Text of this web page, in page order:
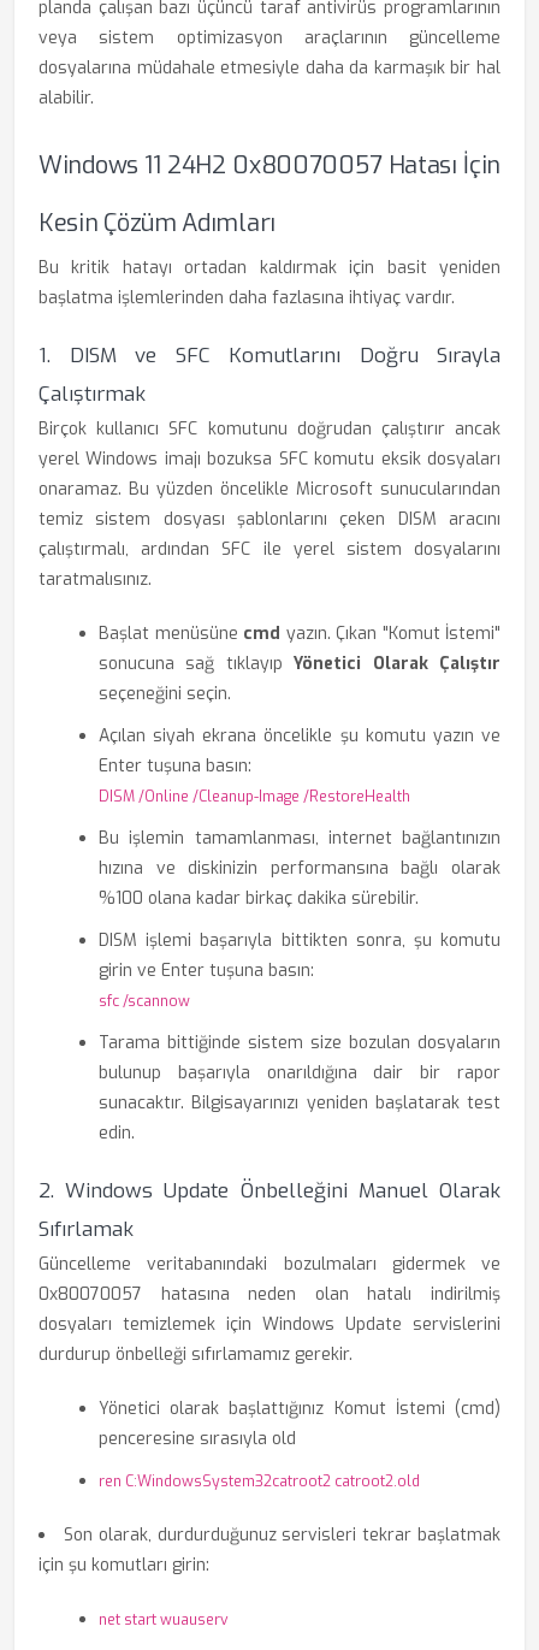
planda çalışan bazı üçüncü taraf antivirüs programlarının
veya sistem optimizasyon araçlarının güncelleme
dosyalarına müdahale etmesiyle daha da karmaşık bir hal
alabilir.
Windows 11 24H2 0x80070057 Hatası İçin
Kesin Çözüm Adımları
Bu kritik hatayı ortadan kaldırmak için basit yeniden
başlatma işlemlerinden daha fazlasına ihtiyaç vardır.
1. DISM ve SFC Komutlarını Doğru Sırayla
Çalıştırmak
Birçok kullanıcı SFC komutunu doğrudan çalıştırır ancak
yerel Windows imajı bozuksa SFC komutu eksik dosyaları
onaramaz. Bu yüzden öncelikle Microsoft sunucularından
temiz sistem dosyası şablonlarını çeken DISM aracını
çalıştırmalı, ardından SFC ile yerel sistem dosyalarını
taratmalısınız.
Başlat menüsüne cmd yazın. Çıkan "Komut İstemi"
sonucuna sağ tıklayıpYönetici Olarak Çalıştır
seçeneğini seçin.
Açılan siyah ekrana öncelikle şu komutu yazın ve
Enter tuşuna basın:
DISM /Online /Cleanup-Image /RestoreHealth
Bu işlemin tamamlanması, internet bağlantınızın
hızına ve diskinizin performansına bağlı olarak
%100 olana kadar birkaç dakika sürebilir.
DISM işlemi başarıyla bittikten sonra, şu komutu
girin ve Enter tuşuna basın:
sfc /scannow
Tarama bittiğinde sistem size bozulan dosyaların
bulunup başarıyla onarıldığına dair bir rapor
sunacaktır. Bilgisayarınızı yeniden başlatarak test
edin.
2. Windows Update Önbelleğini Manuel Olarak
Sıfırlamak
Güncelleme veritabanındaki bozulmaları gidermek ve
0x80070057 hatasına neden olan hatalı indirilmiş
dosyaları temizlemek için Windows Update servislerini
durdurup önbelleği sıfırlamamız gerekir.
Yönetici olarak başlattığınız Komut İstemi (cmd)
penceresine sırasıyla old
ren C:WindowsSystem32catroot2 catroot2.old
Son olarak, durdurduğunuz servisleri tekrar başlatmak
için şu komutları girin:
net start wuauserv